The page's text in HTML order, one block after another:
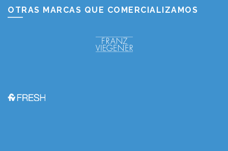
OTRAS MARCAS QUE COMERCIALIZAMOS